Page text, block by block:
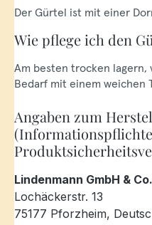
Der Gürtel ist mit einer
Wie pflege ich den
Am besten trocken lagern,
Bedarf mit einem weichen
Angaben zum
Lindenmann GmbH &
Lochäckerstr. 13
75177 Pforzheim,